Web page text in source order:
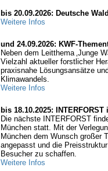
bis 20.09.2026: Deutsche
Weitere Infos
und 24.09.2026: KWF-
Neben dem Leitthema ‚Junge
Vielzahl aktueller forstlicher
praxisnahe Lösungsansätze
Klimawandels.
Weitere Infos
bis 18.10.2025:
Die nächste INTERFORST
München statt. Mit der
München dem Wunsch großer
angepasst und die
Besucher zu schaffen.
Weitere Infos